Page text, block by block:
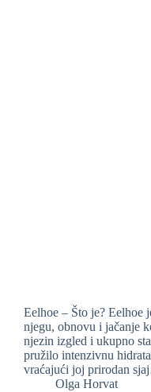
Eelhoe – Što je? Eelhoe
njegu, obnovu i jačanje
njezin izgled i ukupno
pružilo intenzivnu
vraćajući joj prirodan
Olga Horvat